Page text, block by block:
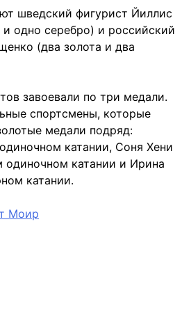
шведский фигурист Йиллис
одно серебро) и российский
(два золота и два
завоевали по три медали.
спортсмены, которые
медали подряд:
катании, Соня Хени
одиночном катании и Ирина
катании.